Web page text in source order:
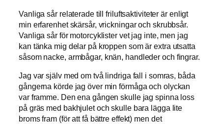
Vanliga sår relaterade till friluftsaktiviteter är enligt
min erfarenhet skärsår, vrickningar och skrubbsår.
Vanliga sår för motorcyklister vet jag inte, men jag
kan tänka mig delar på kroppen som är extra utsatta
såsom nacke, armbågar, knän, handleder och fingrar.
Jag var själv med om två lindriga fall i somras, båda
gångerna körde jag över min förmåga och olyckan
var framme. Den ena gången skulle jag spinna loss
på gräs med bakhjulet och skulle bara lägga lite
broms fram (för att få bättre effekt) men det